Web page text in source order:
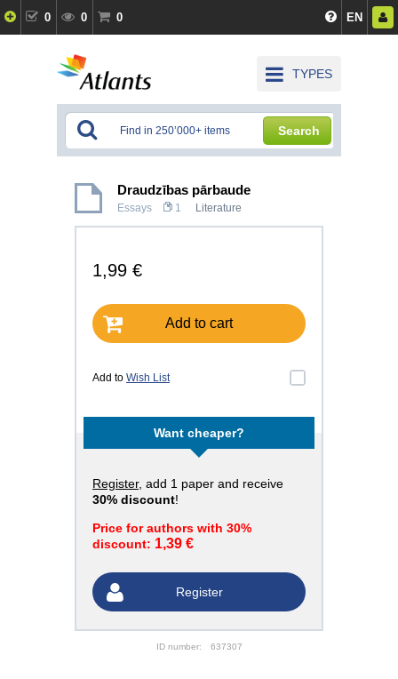
0 0 0 EN
TYPES
Search
Draudzības pārbaude
Essays 1 Literature
1,99 €
Add to cart
Add to Wish List
Want cheaper?
Register, add 1 paper and receive
30% discount!
Price for authors with 30%
discount: 1,39 €
Register
ID number: 637307